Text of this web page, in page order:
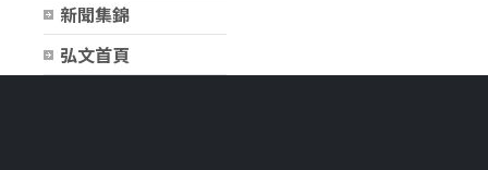
新聞集錦
弘文首頁